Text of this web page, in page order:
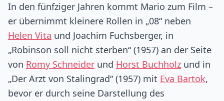
In den fünfziger Jahren kommt Mario zum Film –
er übernimmt kleinere Rollen in „08“ neben
Helen Vita und Joachim Fuchsberger, in
„Robinson soll nicht sterben“ (1957) an der Seite
von Romy Schneider und Horst Buchholz und in
„Der Arzt von Stalingrad“ (1957) mit Eva Bartok,
bevor er durch seine Darstellung des